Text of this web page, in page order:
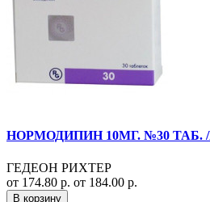
НОРМОДИПИН 10МГ. №30 ТАБ.
ГЕДЕОН РИХТЕР
от 174.80 р. от 184.00 р.
В корзину